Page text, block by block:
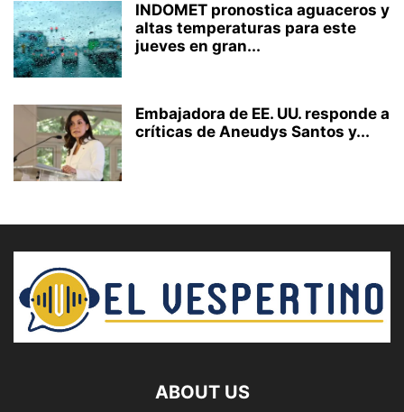
INDOMET pronostica aguaceros y
altas temperaturas para este
jueves en gran...
Embajadora de EE. UU. responde a
críticas de Aneudys Santos y...
ABOUT US